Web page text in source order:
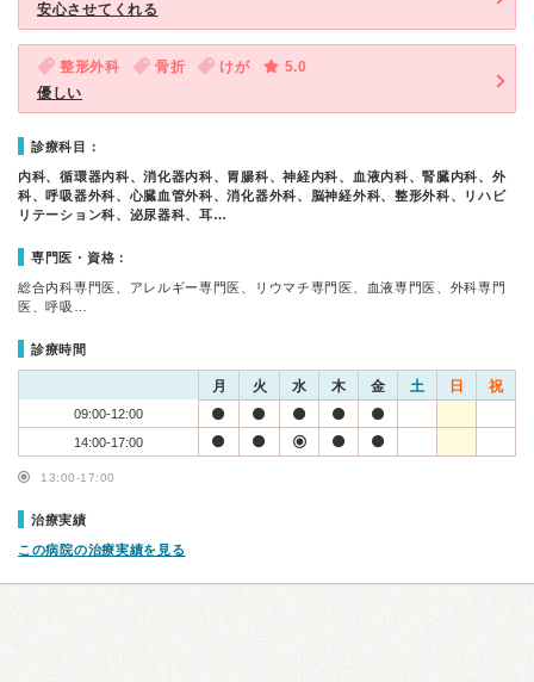
安心させてくれる
整形外科 骨折 けが
5.0
優しい
診療科目：
内科、循環器内科、消化器内科、胃腸科、神経内科、血液内科、腎臓内科、外
科、呼吸器外科、心臓血管外科、消化器外科、脳神経外科、整形外科、リハビ
リテーション科、泌尿器科、耳…
専門医・資格：
総合内科専門医、アレルギー専門医、リウマチ専門医、血液専門医、外科専門
医、呼吸…
診療時間
月 火 水 木 金 土 日 祝
09:00-12:00
14:00-17:00
13:00-17:00
治療実績
この病院の治療実績を見る